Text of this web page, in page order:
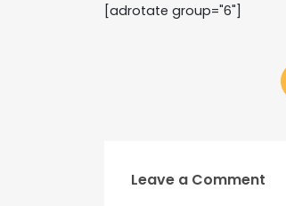
[adrotate group="6"]
Leave a Comment